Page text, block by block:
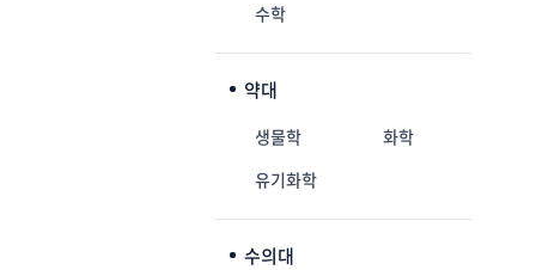
수학
약대
생물학
화학
유기화학
수의대